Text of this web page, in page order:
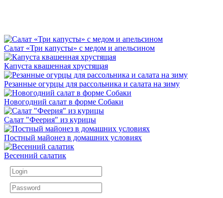
Салат «Три капусты» с медом и апельсином
Капуста квашенная хрустящая
Резанные огурцы для рассольника и салата на зиму
Новогодний салат в форме Собаки
Салат "Феерия" из курицы
Постный майонез в домашних условиях
Весенний салатик